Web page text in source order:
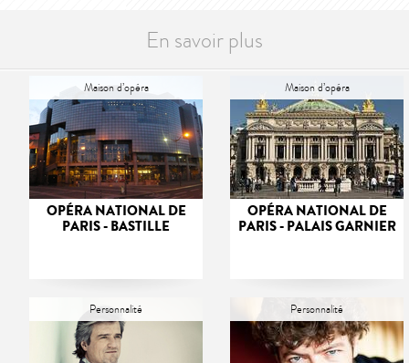
En savoir plus
Maison d’opéra
OPÉRA NATIONAL DE
PARIS - BASTILLE
Maison d’opéra
OPÉRA NATIONAL DE
PARIS - PALAIS GARNIER
Personnalité Personnalité